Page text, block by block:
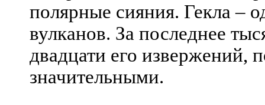
полярные сияния. Гекла –
вулканов. За последнее
двадцати его извержений,
значительными.